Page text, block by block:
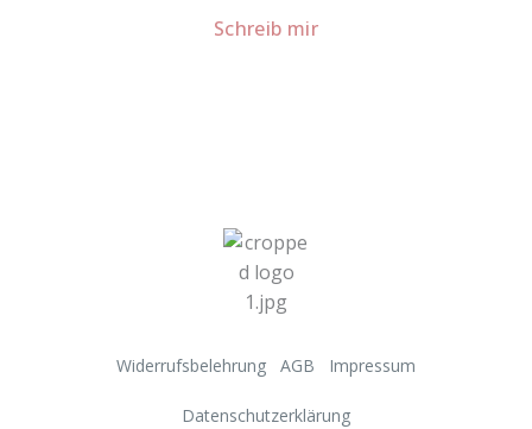
Schreib mir
Widerrufsbelehrung AGB Impressum
Datenschutzerklärung